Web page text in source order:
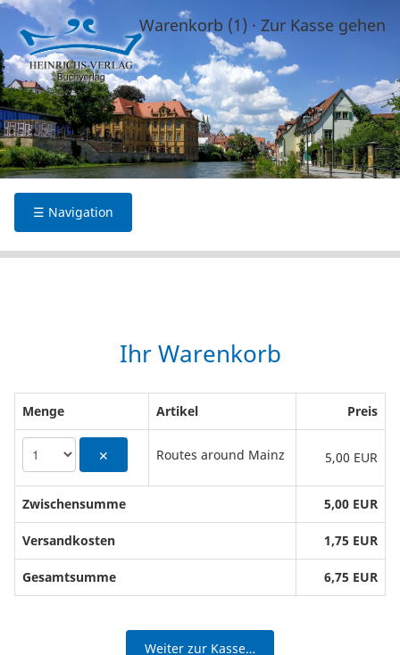
Warenkorb (1) · Zur Kasse gehen
☰ Navigation
Ihr Warenkorb
Menge Artikel Preis
✕ Routes around Mainz 5,00 EUR
Zwischensumme 5,00 EUR
Versandkosten 1,75 EUR
Gesamtsumme 6,75 EUR
Weiter zur Kasse…